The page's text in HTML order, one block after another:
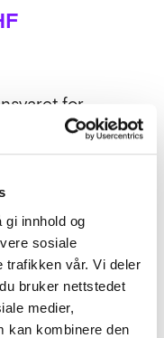
gi innhold og
sosiale
trafikken vår. Vi deler
bruker nettstedet
medier,
kan kombinere den
for
psykisk
rusbehandling